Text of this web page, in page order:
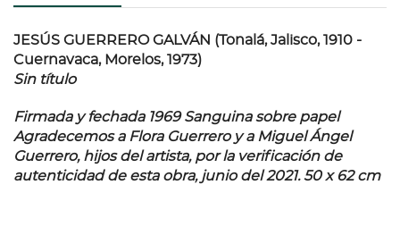
JESÚS GUERRERO GALVÁN (Tonalá, Jalisco, 1910 -
Cuernavaca, Morelos, 1973)
Sin título
Firmada y fechada 1969 Sanguina sobre papel
Agradecemos a Flora Guerrero y a Miguel Ángel
Guerrero, hijos del artista, por la verificación de
autenticidad de esta obra, junio del 2021. 50 x 62 cm